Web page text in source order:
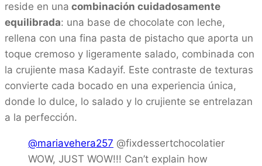
reside en una combinación cuidadosamente
equilibrada: una base de chocolate con leche,
rellena con una fina pasta de pistacho que aporta un
toque cremoso y ligeramente salado, combinada con
la crujiente masa Kadayif. Este contraste de texturas
convierte cada bocado en una experiencia única,
donde lo dulce, lo salado y lo crujiente se entrelazan
a la perfección.
@mariavehera257 @fixdessertchocolatier
WOW, JUST WOW!!! Can’t explain how